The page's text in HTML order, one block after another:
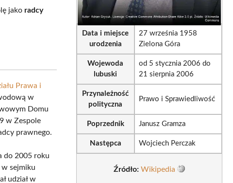
jako radcy
Prawa i
w
Domu
w Zespole
prawnego.
do 2005 roku
w sejmiku
udział w
Data i miejsce
urodzenia
27 września 1958
Zielona Góra
Wojewoda
lubuski
od 5 stycznia 2006 do
21 sierpnia 2006
Przynależność
polityczna
Prawo i Sprawiedliwość
Poprzednik Janusz Gramza
Następca Wojciech Perczak
Źródło: Wikipedia